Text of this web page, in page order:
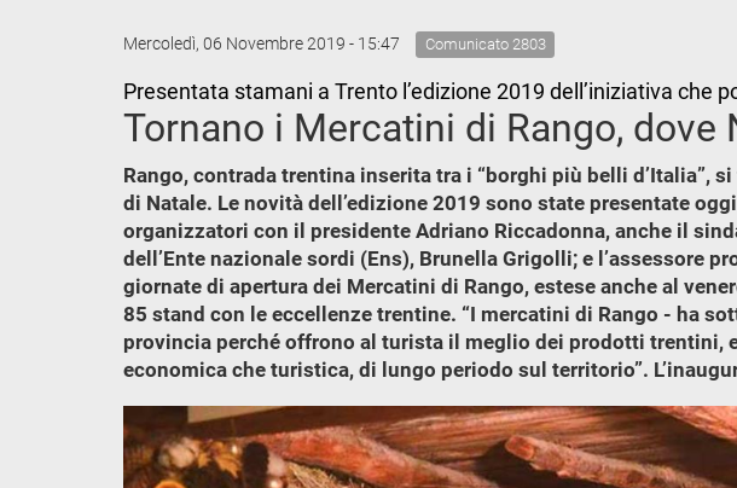
Mercoledì, 06 Novembre 2019 - 15:47 Comunicato 2803
Presentata stamani a Trento l’edizione 2019 dell’iniziativa
Tornano i Mercatini di Rango, dove
Rango, contrada trentina inserita tra i “borghi più belli
di Natale. Le novità dell’edizione 2019 sono state presentate
organizzatori con il presidente Adriano Riccadonna, anche il
dell’Ente nazionale sordi (Ens), Brunella Grigolli; e l’assessore
giornate di apertura dei Mercatini di Rango, estese anche al
85 stand con le eccellenze trentine. “I mercatini di Rango - ha
provincia perché offrono al turista il meglio dei prodotti trentini,
economica che turistica, di lungo periodo sul territorio”.